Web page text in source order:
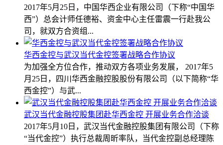
2017年5月25日，中国华西企业有限公司（下称“中国华
西”）总会计师任德裕、资金中心主任雷震一行赴我公
司，就双方合资组...
华西金控与武汉当代金控签署战略合作协议
为加强全方位合作，推动双方各项业务发展， 2017年5
月25日，四川华西金融控股股份有限公司（以下简称“华
西金控”）与武...
武汉当代金融控股集团赴华西金控 开展业务合作洽谈
2017年5月10日，武汉当代金融控股集团有限公司（下称
“当代金控”）执行总裁周昕率队，当代金控副总经理陈